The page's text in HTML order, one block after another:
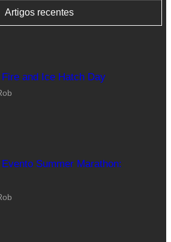
Artigos recentes
and Ice Hatch Day
Summer Marathon: